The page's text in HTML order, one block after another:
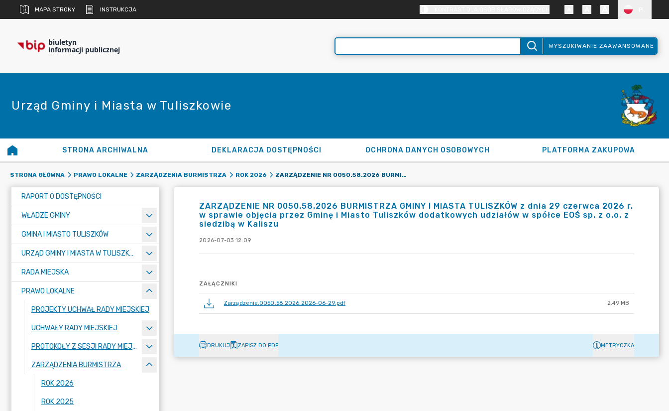
MAPA STRONY INSTRUKCJA
biuletyn
informacji publicznej WYSZUKIWANIE ZAAWANSOWANE
Urząd Gminy i Miasta w Tuliszkowie
STRONA ARCHIWALNA DEKLARACJA DOSTĘPNOŚCI OCHRONA DANYCH OSOBOWYCH PLATFORMA ZAKUPOWA
STRONA GŁÓWNA PRAWO LOKALNE ZARZĄDZENIA BURMISTRZA ROK 2026 ZARZĄDZENIE NR 0050.58.2026 BURMISTRZA GMINY I MIASTA TULISZKÓW Z DNIA 29 CZERWCA 2026 R. W SPRAWIE OBJĘCIA PRZEZ GMINĘ I MIASTO TULISZKÓW DODATKOWYCH UDZIAŁÓW W SPÓŁCE EOŚ SP. Z O.O. Z SIEDZIBĄ W KALISZU
RAPORT O DOSTĘPNOŚCI
WŁADZE GMINY
GMINA I MIASTO TULISZKÓW
URZĄD GMINY I MIASTA W TULISZKOWIE
RADA MIEJSKA
PRAWO LOKALNE
PROJEKTY UCHWAŁ RADY MIEJSKIEJ
UCHWAŁY RADY MIEJSKIEJ
PROTOKOŁY Z SESJI RADY MIEJSKIEJ
ZARZĄDZENIA BURMISTRZA
ROK 2026
ROK 2025
ZARZĄDZENIE NR 0050.58.2026 BURMISTRZA GMINY I MIASTA TULISZKÓW z dnia 29 czerwca 2026 r.
w sprawie objęcia przez Gminę i Miasto Tuliszków dodatkowych udziałów w spółce EOŚ sp. z o.o. z
siedzibą w Kaliszu
2026-07-03 12:09
ZAŁĄCZNIKI
Zarządzenie.0050.58.2026.2026-06-29.pdf 2.49 MB
DRUKUJ ZAPISZ DO PDF METRYCZKA